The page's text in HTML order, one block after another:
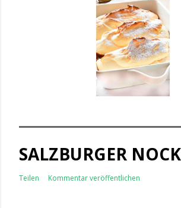
SALZBURGER
Teilen Kommentar veröffentlichen